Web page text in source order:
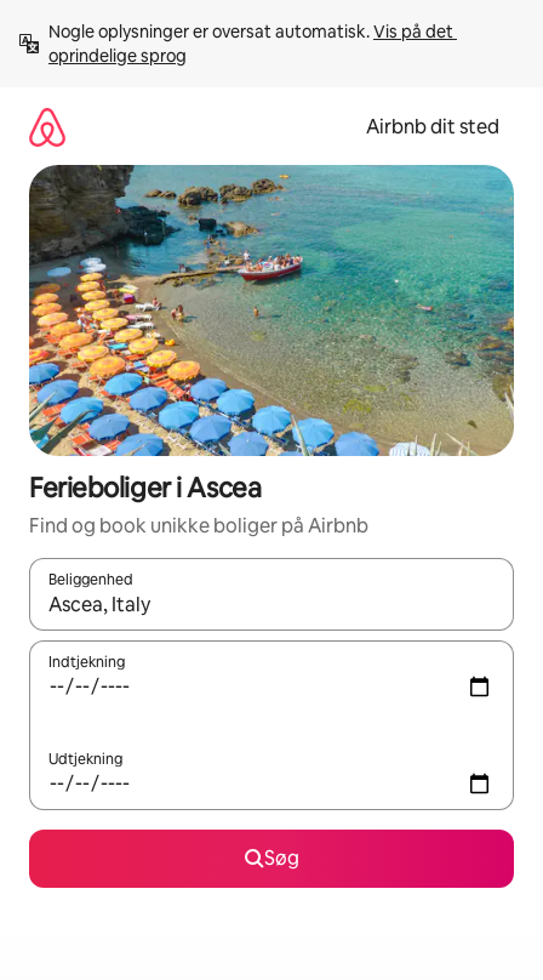
videre
Nogle oplysninger er oversat automatisk. Vis på det
oprindelige sprog
Airbnb dit sted
Ferieboliger i Ascea
Find og book unikke boliger på Airbnb
Beliggenhed
Når resultaterne er tilgængelige, skal du navigere med
Indtjekning
Udtjekning
Søg